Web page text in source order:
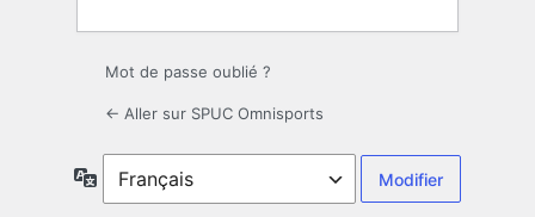
Mot de passe oublié ?
← Aller sur SPUC Omnisports
Langue